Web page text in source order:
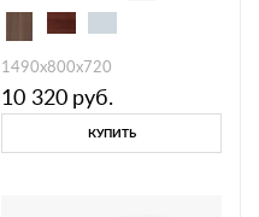
1490х800х720
10 320 руб.
КУПИТЬ